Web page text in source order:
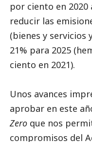
por ciento en 2020
reducir las
(bienes y servicios
21% para 2025
ciento en 2021).
Unos avances
aprobar en este
Zero que nos
compromisos del